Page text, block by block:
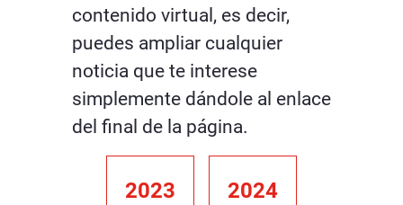
contenido virtual, es decir,
puedes ampliar cualquier
noticia que te interese
simplemente dándole al enlace
del final de la página.
2023 2024